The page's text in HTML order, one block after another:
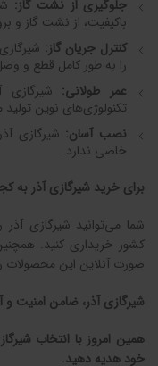
جلوگیری از نشت گاز:
باکیفیت، از نشت گاز و
کنترل جریان گاز:
را به طور کامل قطع و
عمر طولانی: شیرگازی
تکنولوژی‌های نوین
نصب آسان: شیرگازی
خاصی ندارد.
برای خرید شیرگازی آذر به
شما می‌توانید شیرگازی
کشور خریداری کنید.
صورت آنلاین این محصولات
شیرگازی آذر، ضامن امنیت و
همین امروز با انتخاب
خود هدیه دهید.